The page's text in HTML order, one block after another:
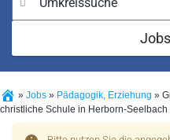
» Jobs » Pädagogik, Erziehung »
christliche Schule in Herborn-Seelbach